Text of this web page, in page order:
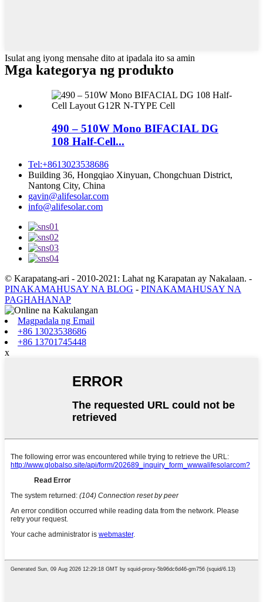
Isulat ang iyong mensahe dito at ipadala ito sa amin
Mga kategorya ng produkto
490 – 510W Mono BIFACIAL DG
108 Half-Cell...
Tel:+8613023538686
Building 36, Hongqiao Xinyuan, Chongchuan District,
Nantong City, China
gavin@alifesolar.com
info@alifesolar.com
© Karapatang-ari - 2010-2021: Lahat ng Karapatan ay Nakalaan. -
PINAKAMAHUSAY NA BLOG - PINAKAMAHUSAY NA
PAGHAHANAP
Magpadala ng Email
+86 13023538686
+86 13701745448
x